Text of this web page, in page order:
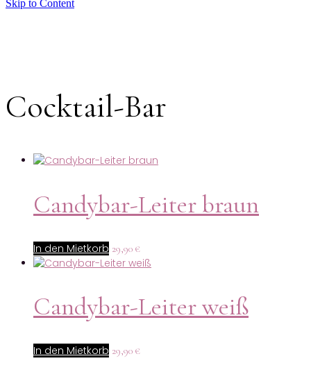
Skip to Content
Cocktail-Bar
Candybar-Leiter braun
In den Mietkorb 29,90 €
Candybar-Leiter weiß
In den Mietkorb 29,90 €